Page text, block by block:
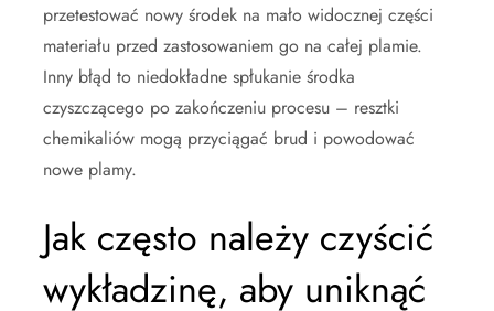
przetestować nowy środek na mało widocznej części
materiału przed zastosowaniem go na całej plamie.
Inny błąd to niedokładne spłukanie środka
czyszczącego po zakończeniu procesu – resztki
chemikaliów mogą przyciągać brud i powodować
nowe plamy.
Jak często należy czyścić
wykładzinę, aby uniknąć